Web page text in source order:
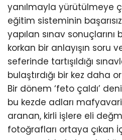
yanılmayla yürütülmeye
eğitim sisteminin
yapılan sınav
korkan bir anlayışın soru
seferinde tartışıldığı
bulaştırdığı bir kez daha
Bir dönem ‘feto çaldı’
bu kezde adları mafyavari
aranan, kirli işlere eli
fotoğrafları ortaya çıkan